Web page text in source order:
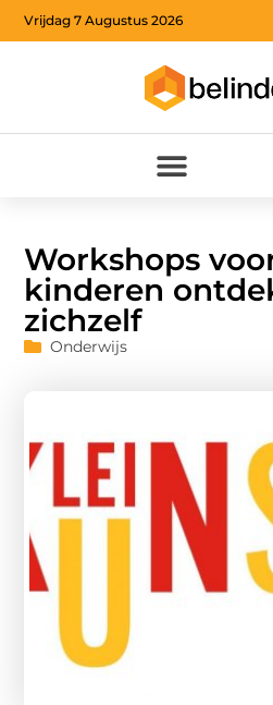
Vrijdag 7 Augustus 2026
Workshops
kinderen
zichzelf
Onderwijs